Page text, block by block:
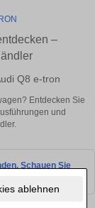
ablehnen
–
Q8 e-tron
Entdecken Sie
und
Schauen Sie